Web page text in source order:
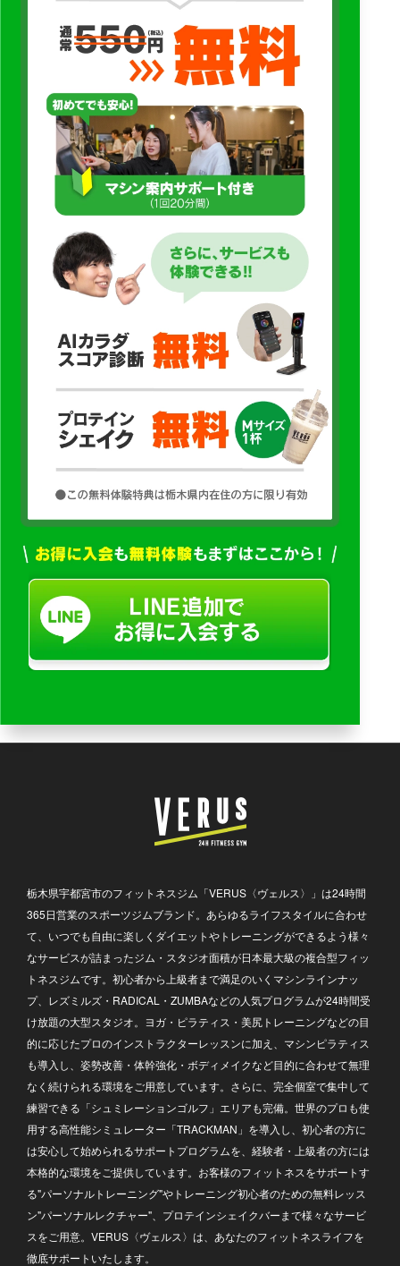
栃木県宇都宮市のフィットネスジム「VERUS〈ヴェルス〉」は24時間
365日営業のスポーツジムブランド。あらゆるライフスタイルに合わせ
て、いつでも自由に楽しくダイエットやトレーニングができるよう様々
なサービスが詰まったジム・スタジオ面積が日本最大級の複合型フィッ
トネスジムです。初心者から上級者まで満足のいくマシンラインナッ
プ、レズミルズ・RADICAL・ZUMBAなどの人気プログラムが24時間受
け放題の大型スタジオ。ヨガ・ピラティス・美尻トレーニングなどの目
的に応じたプロのインストラクターレッスンに加え、マシンピラティス
も導入し、姿勢改善・体幹強化・ボディメイクなど目的に合わせて無理
なく続けられる環境をご用意しています。さらに、完全個室で集中して
練習できる「シュミレーションゴルフ」エリアも完備。世界のプロも使
用する高性能シミュレーター「TRACKMAN」を導入し、初心者の方に
は安心して始められるサポートプログラムを、経験者・上級者の方には
本格的な環境をご提供しています。お客様のフィットネスをサポートす
る"パーソナルトレーニング"やトレーニング初心者のための無料レッス
ン"パーソナルレクチャー"、プロテインシェイクバーまで様々なサービ
スをご用意。VERUS〈ヴェルス〉は、あなたのフィットネスライフを
徹底サポートいたします。